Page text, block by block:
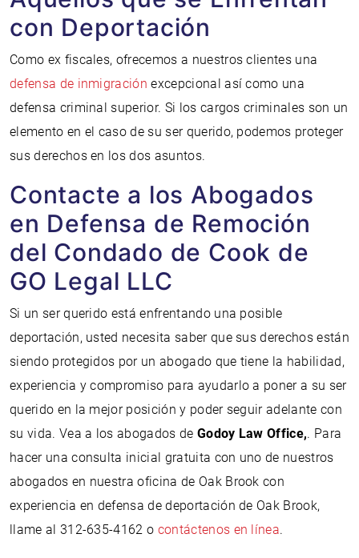
con Deportación
Como ex fiscales, ofrecemos a nuestros clientes una
defensa de inmigración excepcional así como una
defensa criminal superior. Si los cargos criminales son un
elemento en el caso de su ser querido, podemos proteger
sus derechos en los dos asuntos.
Contacte a los Abogados
en Defensa de Remoción
del Condado de Cook de
GO Legal LLC
Si un ser querido está enfrentando una posible
deportación, usted necesita saber que sus derechos están
siendo protegidos por un abogado que tiene la habilidad,
experiencia y compromiso para ayudarlo a poner a su ser
querido en la mejor posición y poder seguir adelante con
su vida. Vea a los abogados de Godoy Law Office,. Para
hacer una consulta inicial gratuita con uno de nuestros
abogados en nuestra oficina de Oak Brook con
experiencia en defensa de deportación de Oak Brook,
llame al 312-635-4162 o contáctenos en línea.